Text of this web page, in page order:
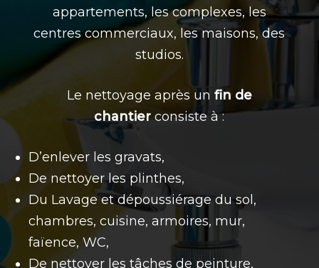
appartements, les complexes, les
centres commerciaux, les maisons, des
studios.
Le nettoyage après un fin de
chantierconsiste à :
D’enlever les gravats,
De nettoyer les plinthes,
Du Lavage et dépoussiérage du sol,
chambres, cuisine, armoires, mur,
faïence, WC,
De nettoyer les tâches de peinture,